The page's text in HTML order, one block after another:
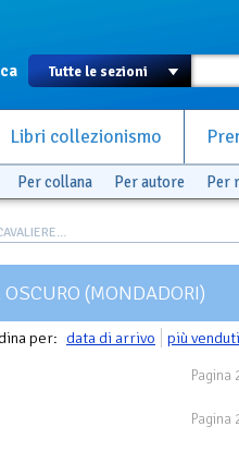
Libri collezionismo
Per collana Per autore Per
(MONDADORI)
per: data di arrivo più venduti
Pagina
Pagina